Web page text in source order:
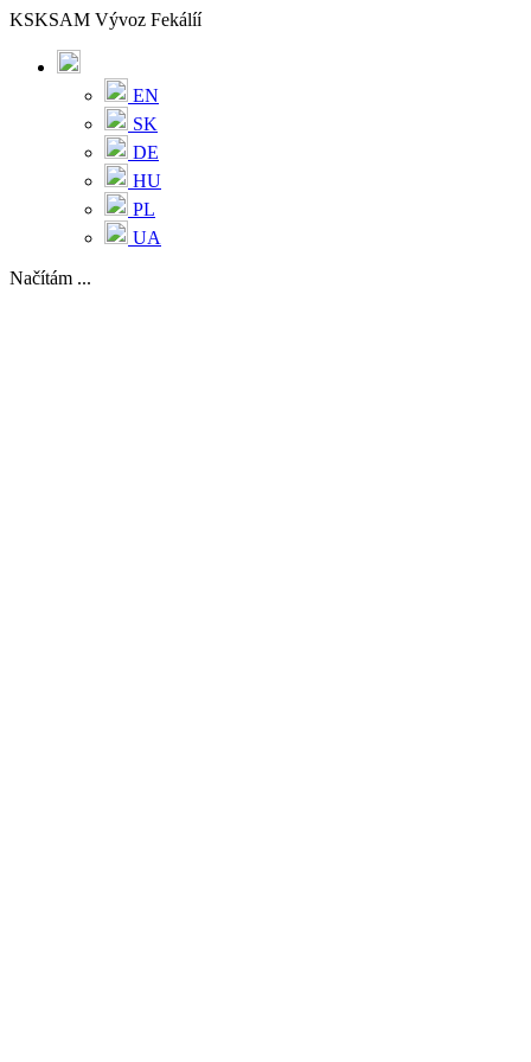
KSKSAM Vývoz Fekálíí
EN
SK
DE
HU
PL
UA
Načítám ...